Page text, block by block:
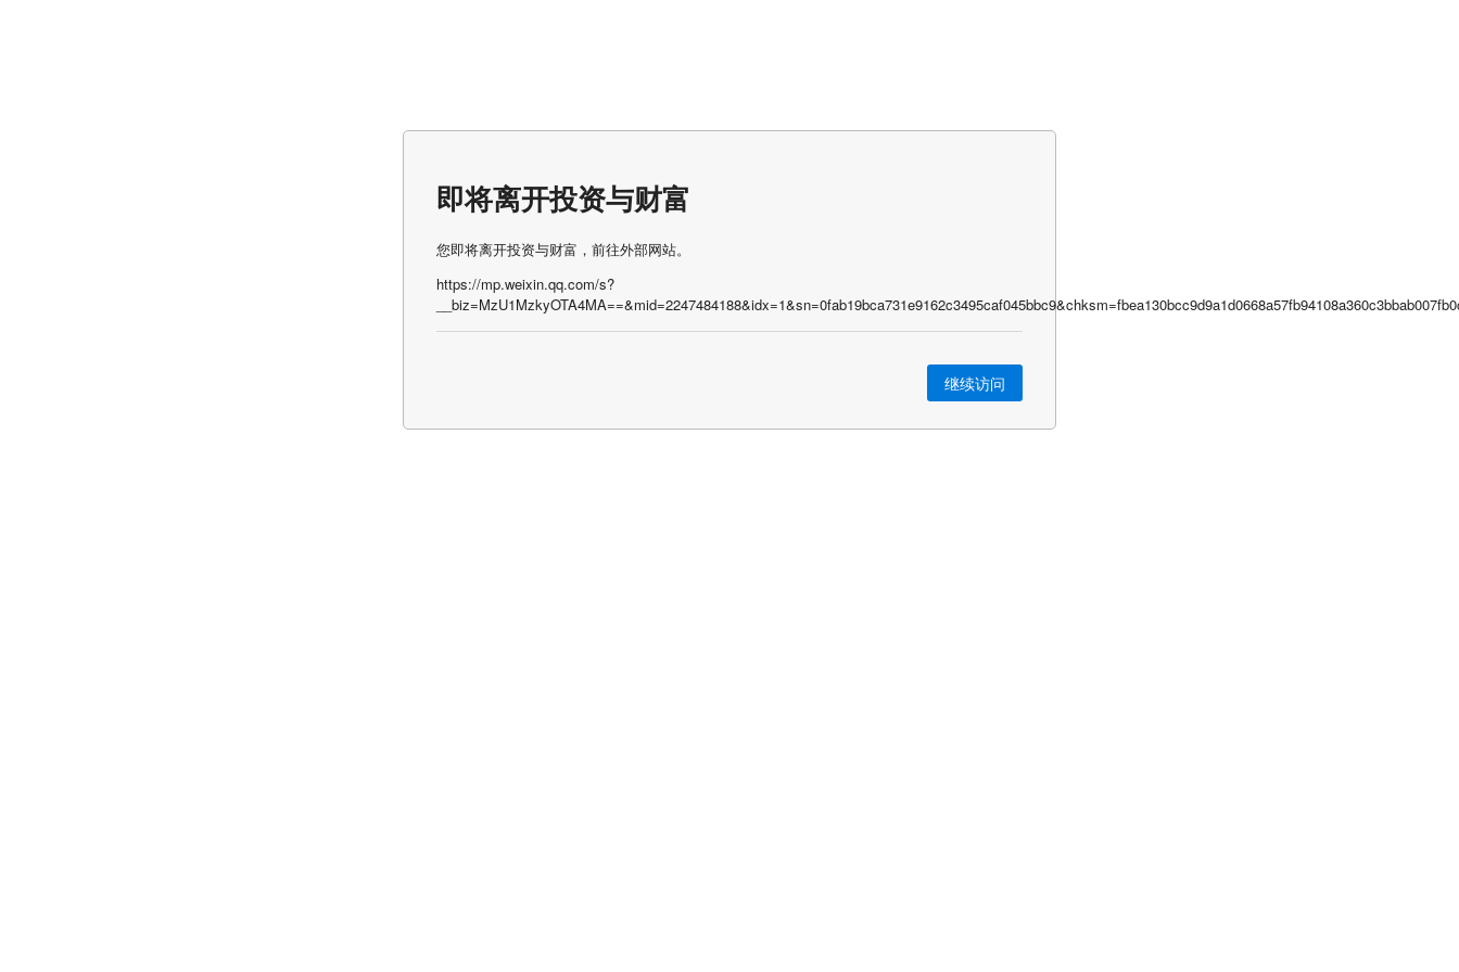
即将离开投资与财富
您即将离开投资与财富，前往外部网站。
https://mp.weixin.qq.com/s?
继续访问